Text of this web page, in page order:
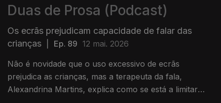
Duas de Prosa (Podcast)
Os ecrãs prejudicam capacidade de falar das
crianças
Ep. 89 12 mai. 2026
Não é novidade que o uso excessivo de ecrãs
prejudica as crianças, mas a terapeuta da fala,
Alexandrina Martins, explica como se está a limitar